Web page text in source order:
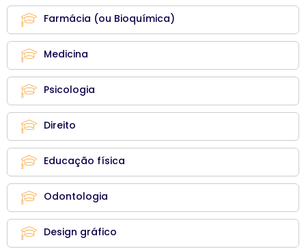
Farmácia (ou Bioquímica)
Medicina
Psicologia
Direito
Educação física
Odontologia
Design gráfico